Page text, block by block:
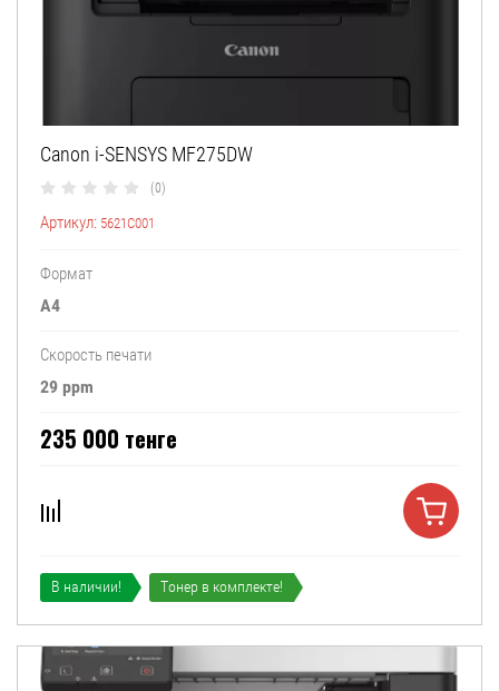
Canon i-SENSYS MF275DW
(0)
Артикул: 5621C001
Формат
А4
Скорость печати
29 ppm
235 000 тенге
В наличии! Тонер в комплекте!